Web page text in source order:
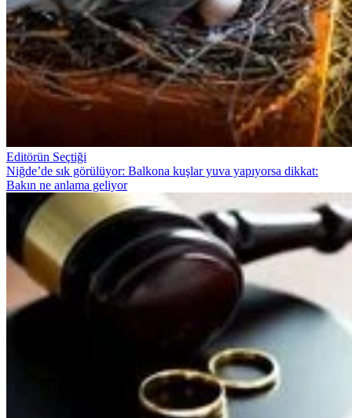
Editörün Seçtiği
Niğde’de sık görülüyor: Balkona kuşlar yuva yapıyorsa dikkat:
Bakın ne anlama geliyor